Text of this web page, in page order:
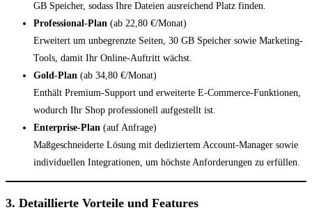
GB Speicher, sodass Ihre Dateien ausreichend Platz finden.
Professional-Plan (ab 22,80 €/Monat)
Erweitert um unbegrenzte Seiten, 30 GB Speicher sowie Marketing-
Tools, damit Ihr Online-Auftritt wächst.
Gold-Plan (ab 34,80 €/Monat)
Enthält Premium-Support und erweiterte E-Commerce-Funktionen,
wodurch Ihr Shop professionell aufgestellt ist.
Enterprise-Plan (auf Anfrage)
Maßgeschneiderte Lösung mit dediziertem Account-Manager sowie
individuellen Integrationen, um höchste Anforderungen zu erfüllen.
3. Detaillierte Vorteile und Features